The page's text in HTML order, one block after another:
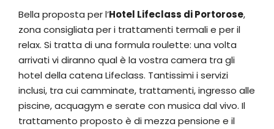
Bella proposta per l’Hotel Lifeclass di Portorose,
zona consigliata per i trattamenti termali e per il
relax. Si tratta di una formula roulette: una volta
arrivati vi diranno qual è la vostra camera tra gli
hotel della catena Lifeclass. Tantissimi i servizi
inclusi, tra cui camminate, trattamenti, ingresso alle
piscine, acquagym e serate con musica dal vivo. Il
trattamento proposto è di mezza pensione e il